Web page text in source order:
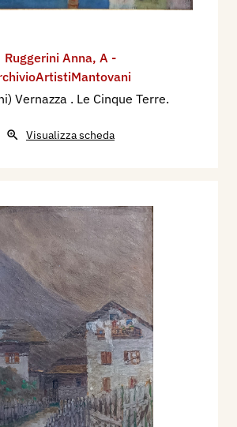
Ruggerini Anna, A -
Vernazza . Le Cinque Terre.
Visualizza scheda